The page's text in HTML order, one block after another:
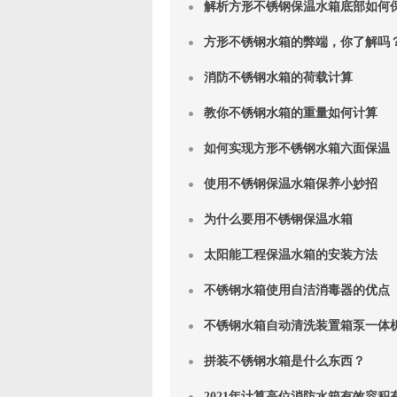
解析方形不锈钢保温水箱底部如何
方形不锈钢水箱的弊端，你了解吗
消防不锈钢水箱的荷载计算
教你不锈钢水箱的重量如何计算
如何实现方形不锈钢水箱六面保温
使用不锈钢保温水箱保养小妙招
为什么要用不锈钢保温水箱
太阳能工程保温水箱的安装方法
不锈钢水箱使用自洁消毒器的优点
不锈钢水箱自动清洗装置箱泵一体
拼装不锈钢水箱是什么东西？